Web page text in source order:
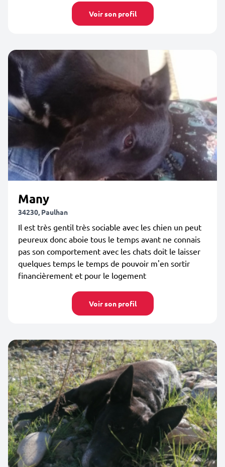
Voir son profil
Many
34230, Paulhan
Il est très gentil très sociable avec les chien un peut
peureux donc aboie tous le temps avant ne connais
pas son comportement avec les chats doit le laisser
quelques temps le temps de pouvoir m'en sortir
financièrement et pour le logement
Voir son profil